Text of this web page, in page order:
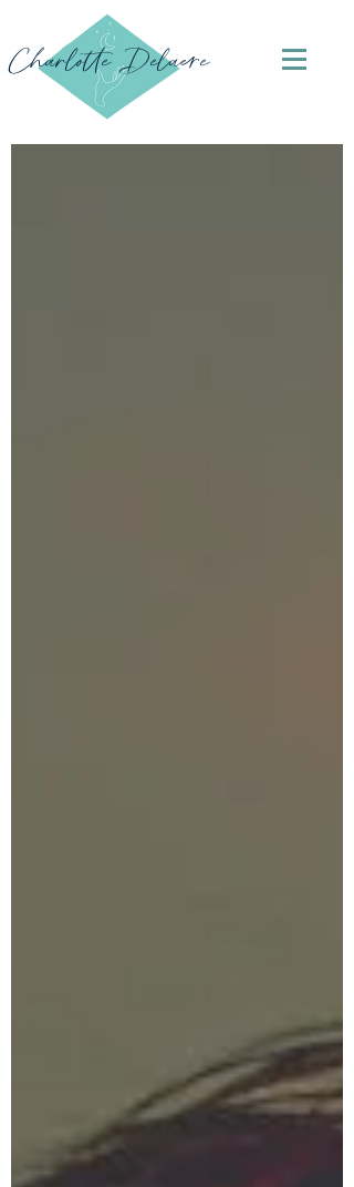
Charlotte Delaere